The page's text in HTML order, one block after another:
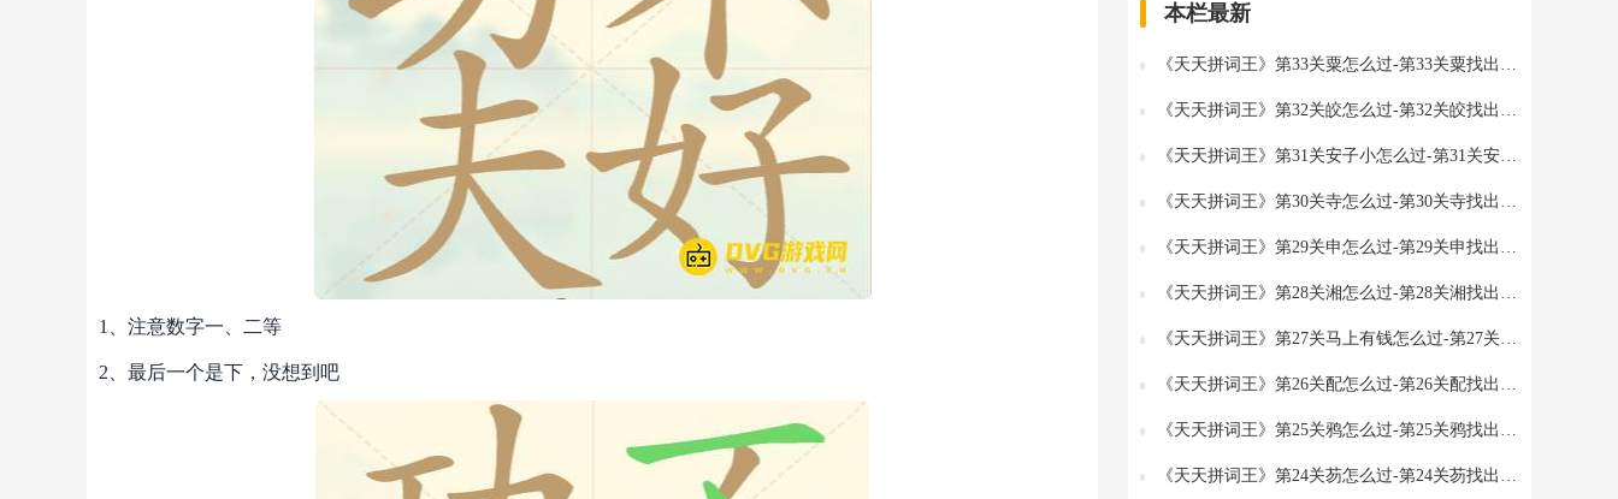
1、注意数字一、二等
2、最后一个是下，没想到吧
本栏最新
《天天拼词王》第33关粟怎么过-第33关粟找出14个常用字图文攻略
《天天拼词王》第32关皎怎么过-第32关皎找出14个常用字图文攻略
《天天拼词王》第31关安子小怎么过-第31关安子小找出9个常用字图文攻略
《天天拼词王》第30关寺怎么过-第30关寺找出10个常用字图文攻略
《天天拼词王》第29关申怎么过-第29关申找出8个常用字图文攻略
《天天拼词王》第28关湘怎么过-第28关湘找出17个常用字图文攻略
《天天拼词王》第27关马上有钱怎么过-第27关马上有钱找出11个常用字图文攻略
《天天拼词王》第26关配怎么过-第26关配找出12个常用字图文攻略
《天天拼词王》第25关鸦怎么过-第25关鸦找出8个常用字图文攻略
《天天拼词王》第24关芴怎么过-第24关芴找出5个常用字图文攻略